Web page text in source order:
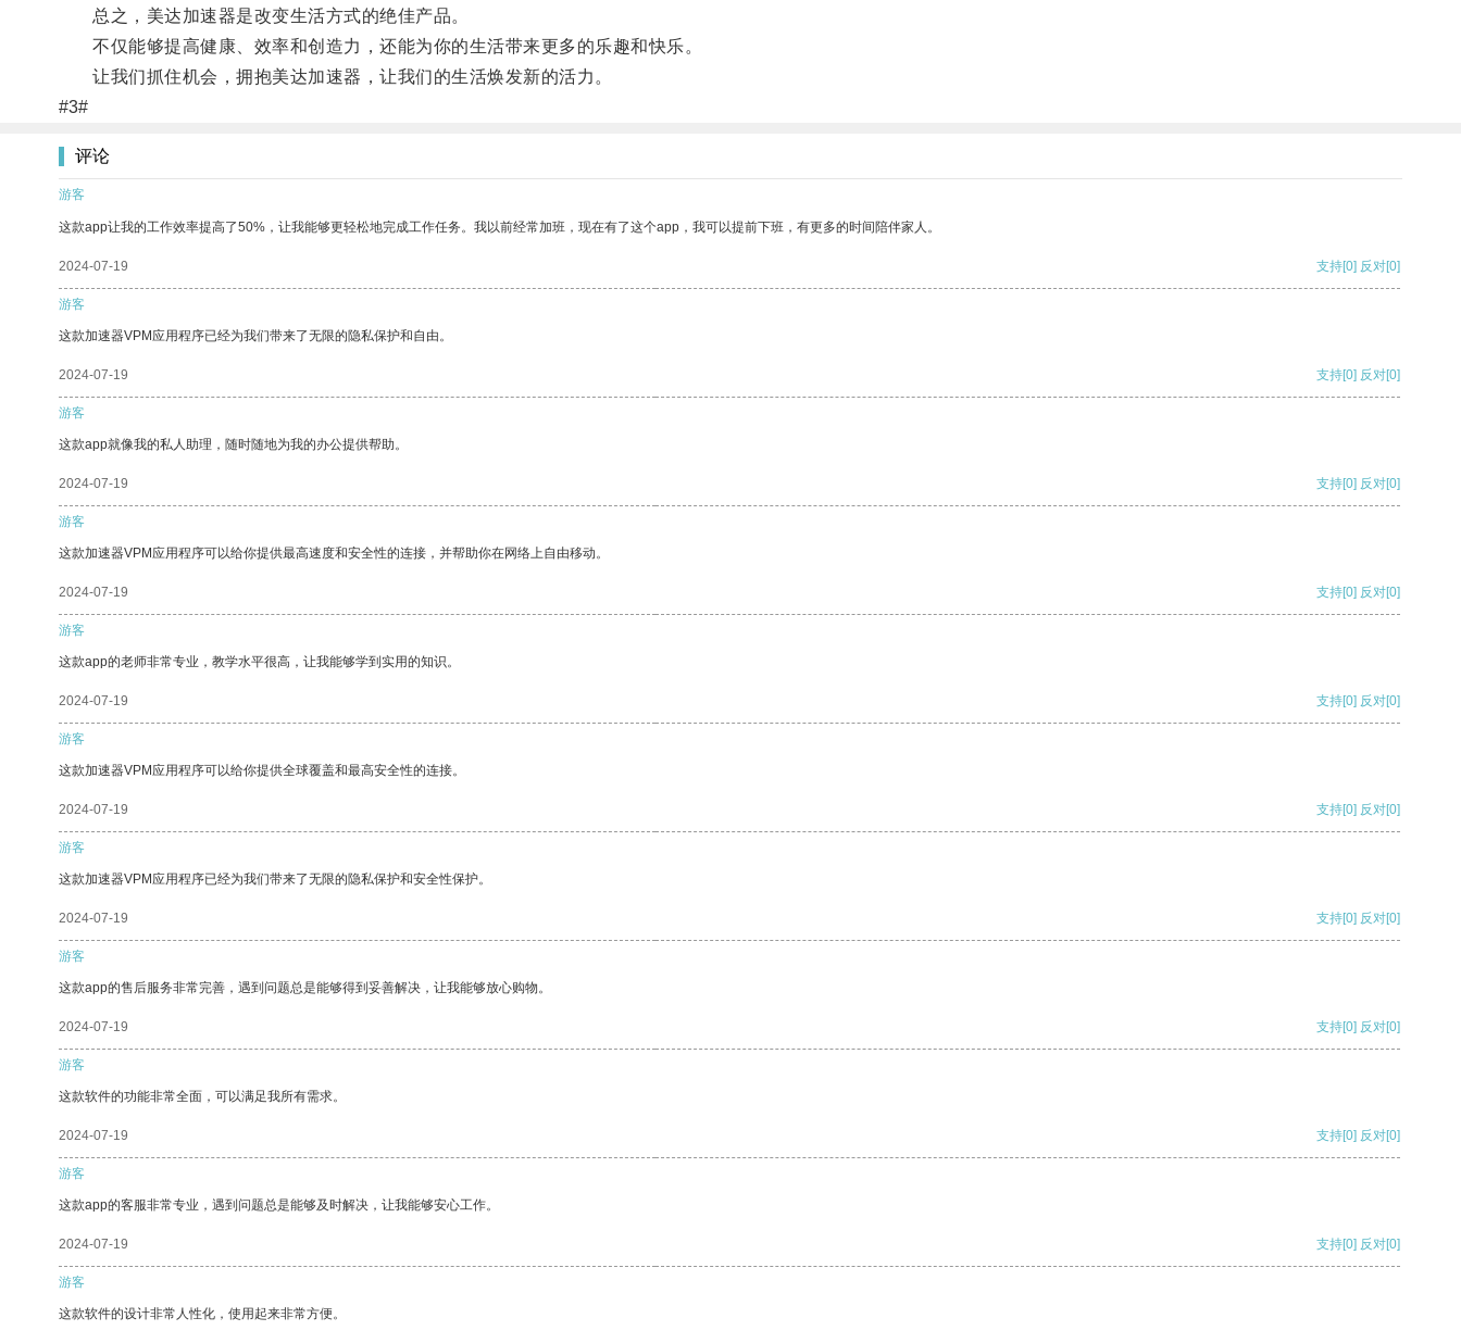
总之，美达加速器是改变生活方式的绝佳产品。
不仅能够提高健康、效率和创造力，还能为你的生活带来更多的乐趣和快乐。
让我们抓住机会，拥抱美达加速器，让我们的生活焕发新的活力。
#3#
评论
游客
这款app让我的工作效率提高了50%，让我能够更轻松地完成工作任务。我以前经常加班，现在有了这个app，我可以提前下班，有更多的时间陪伴家人。
2024-07-19 支持[0] 反对[0]
游客
这款加速器VPM应用程序已经为我们带来了无限的隐私保护和自由。
2024-07-19 支持[0] 反对[0]
游客
这款app就像我的私人助理，随时随地为我的办公提供帮助。
2024-07-19 支持[0] 反对[0]
游客
这款加速器VPM应用程序可以给你提供最高速度和安全性的连接，并帮助你在网络上自由移动。
2024-07-19 支持[0] 反对[0]
游客
这款app的老师非常专业，教学水平很高，让我能够学到实用的知识。
2024-07-19 支持[0] 反对[0]
游客
这款加速器VPM应用程序可以给你提供全球覆盖和最高安全性的连接。
2024-07-19 支持[0] 反对[0]
游客
这款加速器VPM应用程序已经为我们带来了无限的隐私保护和安全性保护。
2024-07-19 支持[0] 反对[0]
游客
这款app的售后服务非常完善，遇到问题总是能够得到妥善解决，让我能够放心购物。
2024-07-19 支持[0] 反对[0]
游客
这款软件的功能非常全面，可以满足我所有需求。
2024-07-19 支持[0] 反对[0]
游客
这款app的客服非常专业，遇到问题总是能够及时解决，让我能够安心工作。
2024-07-19 支持[0] 反对[0]
游客
这款软件的设计非常人性化，使用起来非常方便。